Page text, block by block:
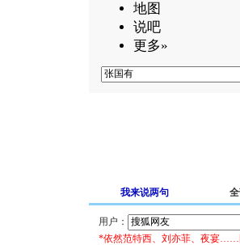
地图
说吧
更多»
我来说两句
用户：
*依然范特西、刘亦菲、夜宴……